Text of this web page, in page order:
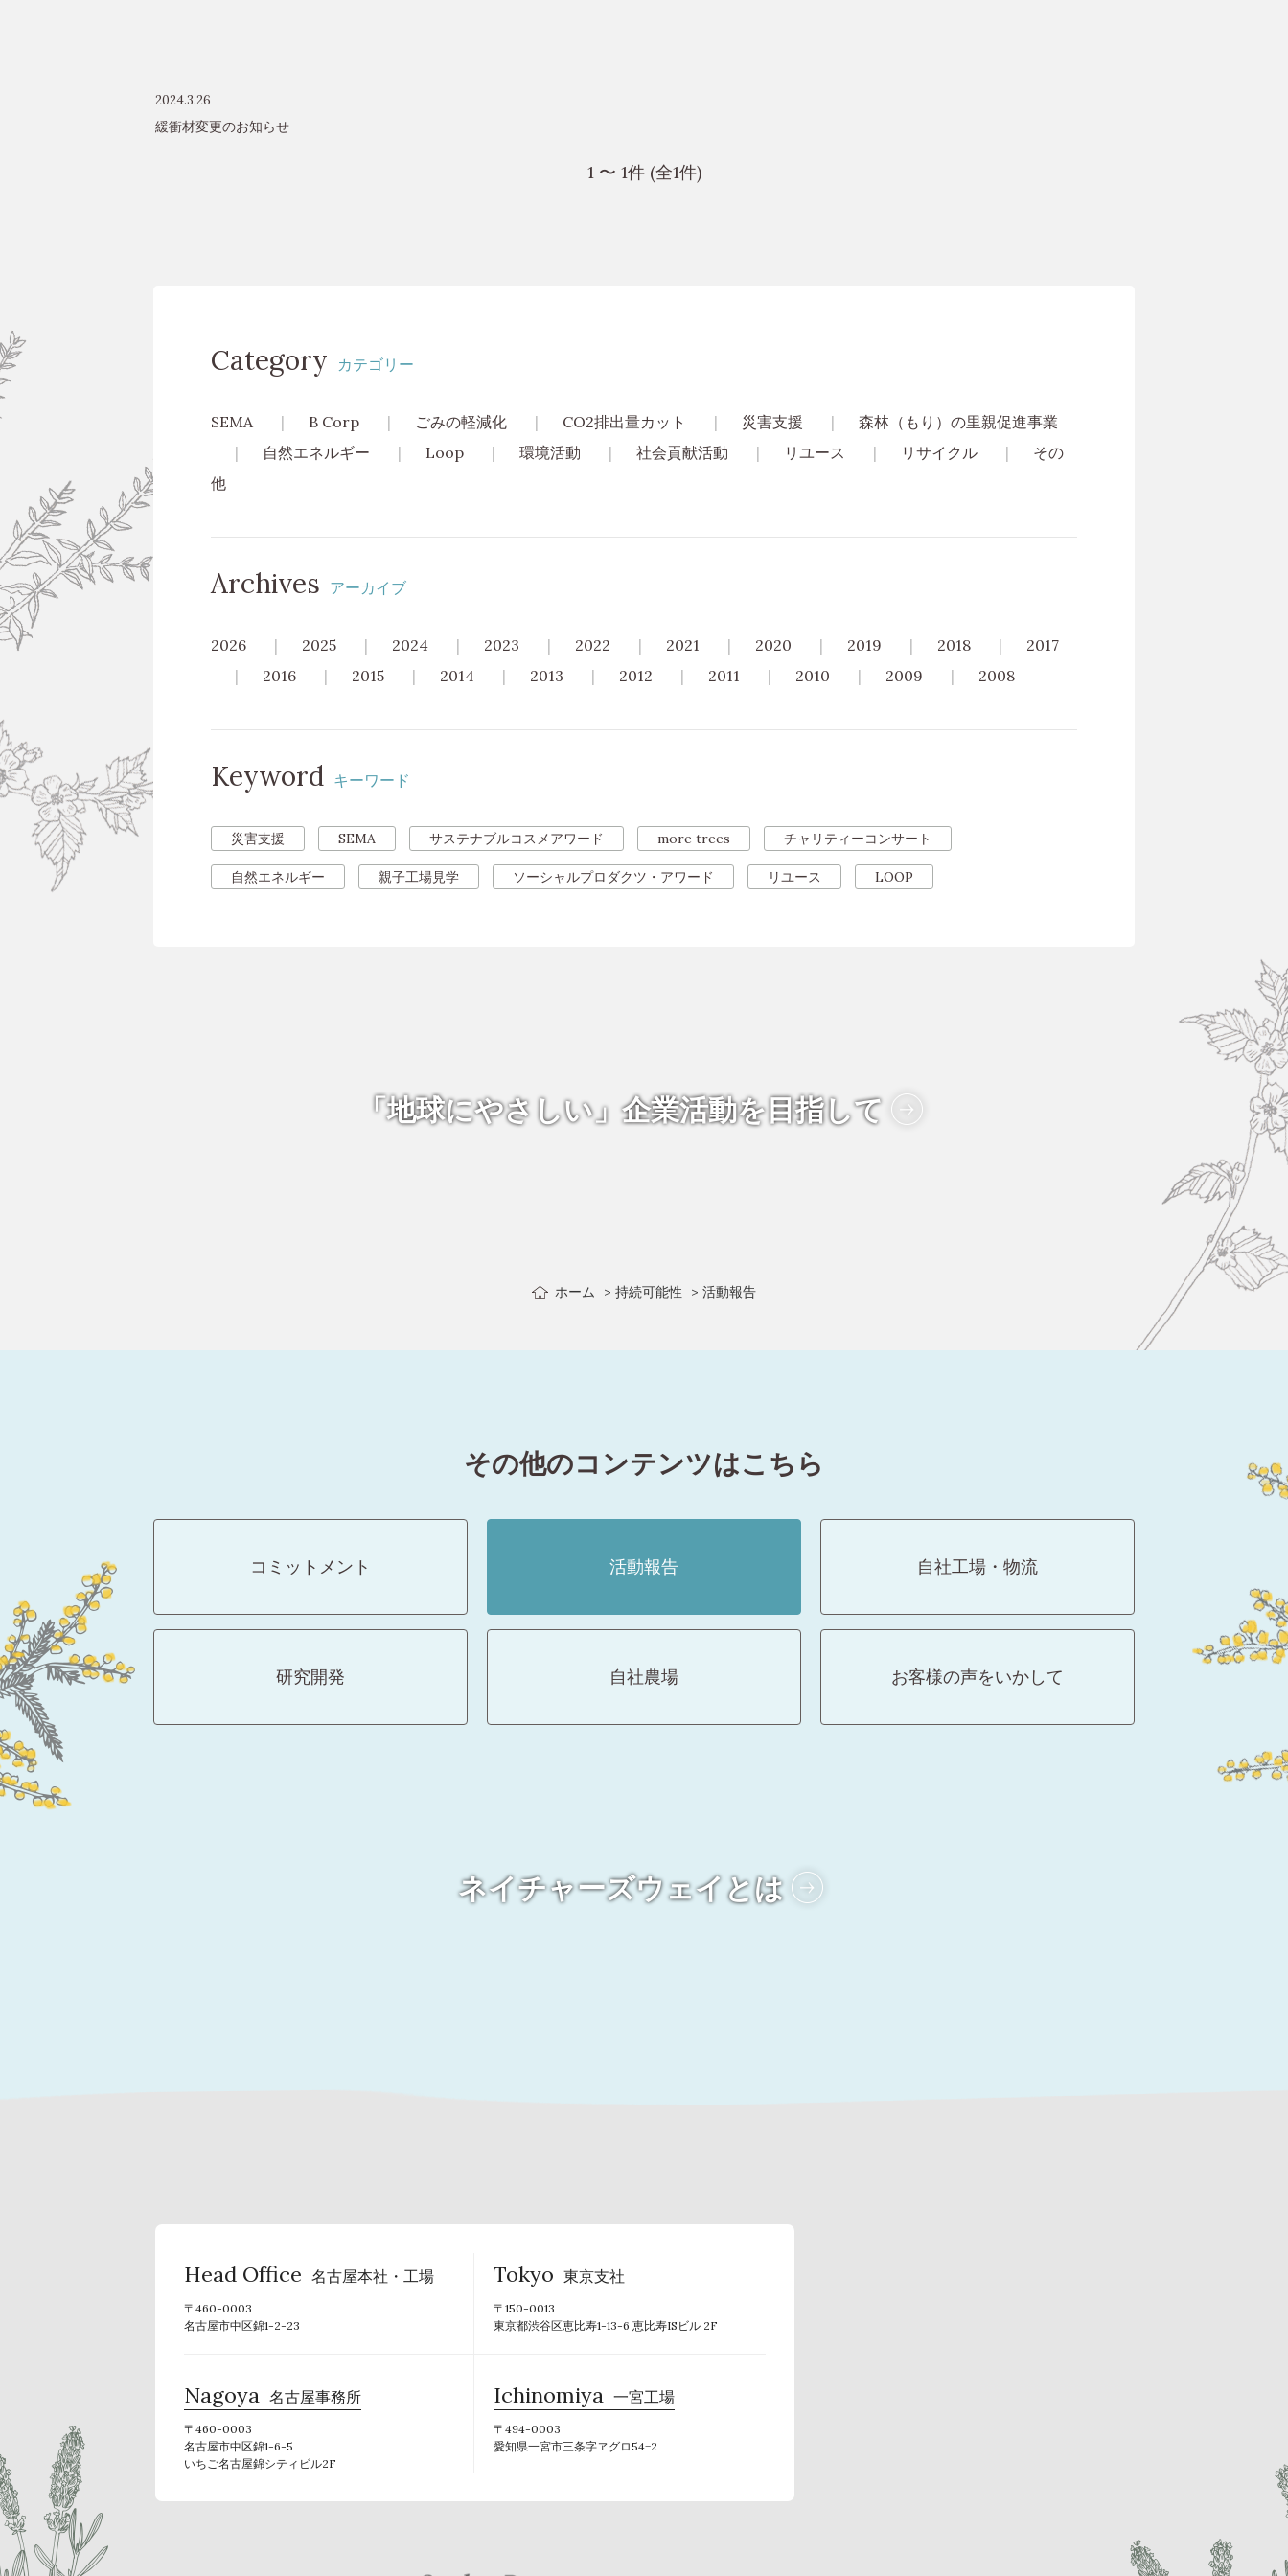
2024.3.26
緩衝材変更のお知らせ
1 〜 1件 (全1件)
Category カテゴリー
SEMA B Corp ごみの軽減化 CO2排出量カット 災害支援
森林（もり）の里親促進事業
自然エネルギー
Loop 環境活動 社会貢献活動 リユース リサイクル
その
他
Archives アーカイブ
2026 2025 2024 2023 2022 2021 2020 2019 2018
2017
2016
2015 2014 2013 2012 2011 2010 2009 2008
Keyword キーワード
災害支援 SEMA サステナブルコスメアワード more trees チャリティーコンサート
自然エネルギー 親子工場見学 ソーシャルプロダクツ・アワード リユース LOOP
「地球にやさしい」企業活動を目指して
ホーム 持続可能性 活動報告
その他のコンテンツはこちら
コミットメント 活動報告 自社工場・物流
研究開発 自社農場 お客様の声をいかして
ネイチャーズウェイとは
Head Office 名古屋本社・工場
〒460-0003
名古屋市中区錦1-2-23
Tokyo 東京支社
〒150-0013
東京都渋谷区恵比寿1-13-6 恵比寿ISビル 2F
Nagoya 名古屋事務所
〒460-0003
名古屋市中区錦1-6-5
いちご名古屋錦シティビル2F
Ichinomiya 一宮工場
〒494-0003
愛知県一宮市三条字ヱグロ54−2